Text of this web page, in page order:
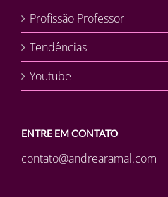
Profissão Professor
Tendências
Youtube
ENTRE EM CONTATO
contato@andrearamal.com